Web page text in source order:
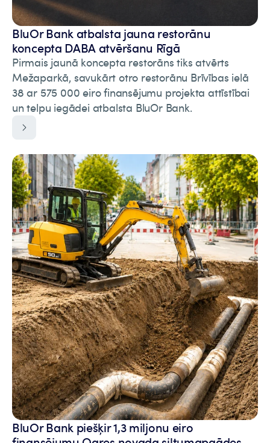
BluOr Bank atbalsta jauna restorānu
koncepta DABA atvēršanu Rīgā
Pirmais jaunā koncepta restorāns tiks atvērts
Mežaparkā, savukārt otro restorānu Brīvības ielā
38 ar 575 000 eiro finansējumu projekta attīstībai
un telpu iegādei atbalsta BluOr Bank.
BluOr Bank piešķir 1,3 miljonu eiro